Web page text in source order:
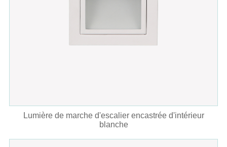
Lumière de marche d'escalier encastrée d'intérieur
blanche